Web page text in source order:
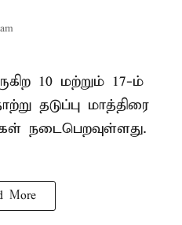
10 மற்றும் 17-ம்
தடுப்பு மாத்திரை
நடைபெறவுள்ளது.
More